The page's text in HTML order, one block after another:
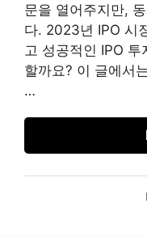
문을 열어주지만,
다. 2023년 IPO 시
고 성공적인 IPO
할까요? 이 글에서
…